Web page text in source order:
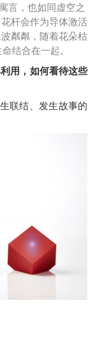
言，也如同虚空之
杆会作为导体激活
粼粼，随着花朵枯
结合在一起。
用，如何看待这些
联结、发生故事的